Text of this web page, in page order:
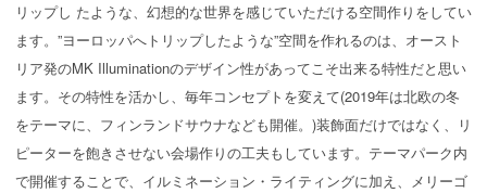
リップし たような、幻想的な世界を感じていただける空間作りをしてい
ます。”ヨーロッパへトリップしたような”空間を作れるのは、オースト
リア発のMK Illuminationのデザイン性があってこそ出来る特性だと思い
ます。その特性を活かし、毎年コンセプトを変えて(2019年は北欧の冬
をテーマに、フィンランドサウナなども開催。)装飾面だけではなく、リ
ピーターを飽きさせない会場作りの工夫もしています。テーマパーク内
で開催することで、イルミネーション・ライティングに加え、メリーゴ